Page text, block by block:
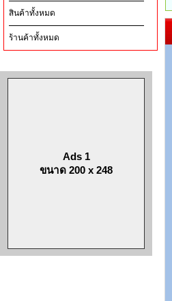
สินค้าทั้งหมด
ร้านค้าทั้งหมด
Ads 1
ขนาด 200 x 248